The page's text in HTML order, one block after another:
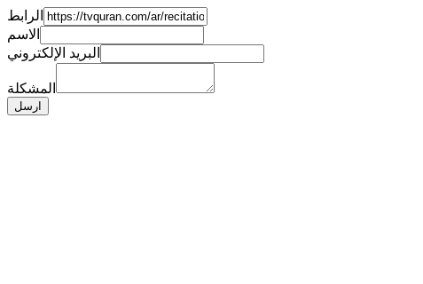
الرابط
الاسم
البريد الإلكتروني
المشكلة
ارسل